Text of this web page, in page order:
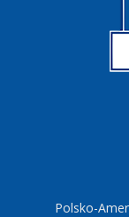
Polsko-